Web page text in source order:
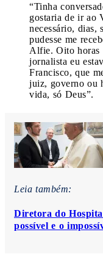
“Tinha
gostaria de ir ao
necessário, dias,
pudesse me
Alfie. Oito horas
jornalista eu
Francisco, que
juiz, governo ou
vida, só Deus”.
Leia também:
Diretora do
possível e o